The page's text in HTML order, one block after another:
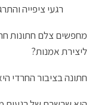
רגעי ציפייה
מחפשים צלם חתונות
ליצירת אמנות?
חתונה בציבור החרדי